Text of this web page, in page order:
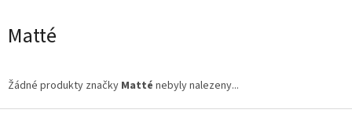
Matté
Žádné produkty značky Matté nebyly nalezeny...
Z